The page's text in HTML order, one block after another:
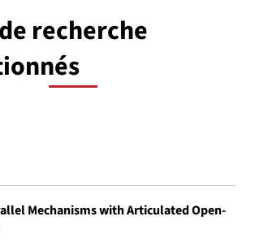
recherche
Mechanisms with Articulated Open-